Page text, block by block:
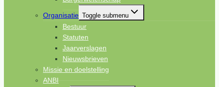
Organisatie Toggle submenu
Bestuur
Statuten
Jaarverslagen
Nieuwsbrieven
Missie en doelstelling
ANBI